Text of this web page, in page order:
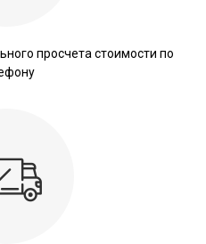
просчета стоимости по